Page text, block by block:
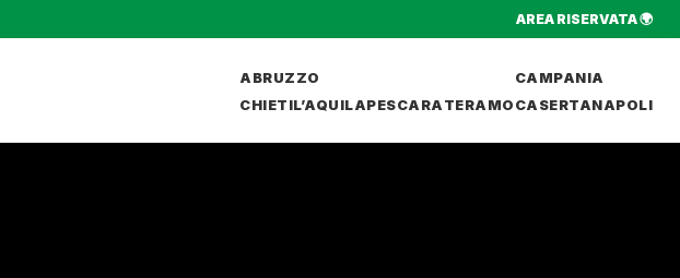
AREA RISERVATA 🌍
ABRUZZO
CHIETIL’AQUILAPESCARA TERAMO
CAMPANIA
CASERTANAPOLI